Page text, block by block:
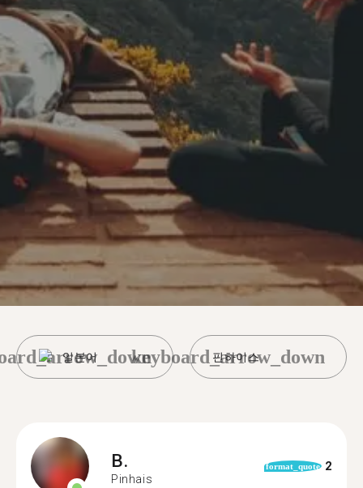
일본어 핀하이스
keyboard_arrow_down
B.
Pinhais
format_quote 2